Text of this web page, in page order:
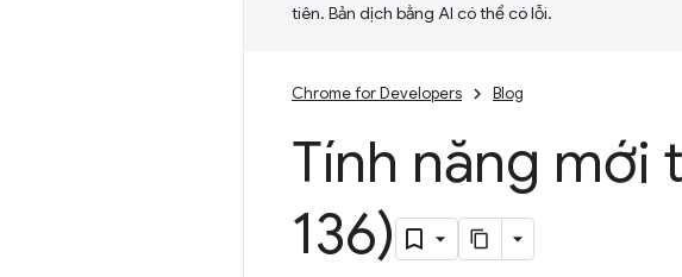
tiên. Bản dịch bằng AI có thể có lỗi.
Chrome for Developers Blog
Tính năng mới
136)